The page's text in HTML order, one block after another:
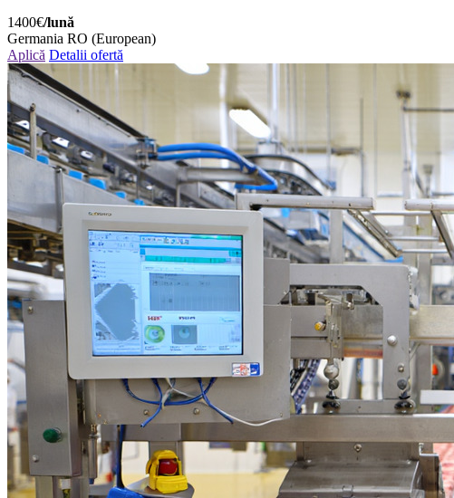
1400€/lună
Germania RO (European)
Aplică Detalii ofertă